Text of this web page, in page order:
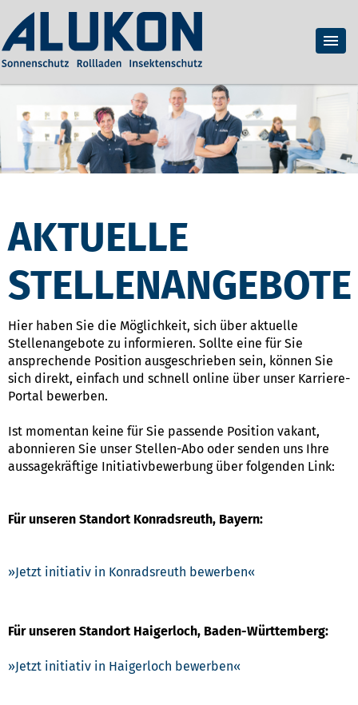
AKTUELLE
STELLENANGEBOTE
Hier haben Sie die Möglichkeit, sich über aktuelle
Stellenangebote zu informieren. Sollte eine für Sie
ansprechende Position ausgeschrieben sein, können Sie
sich direkt, einfach und schnell online über unser Karriere-
Portal bewerben.
Ist momentan keine für Sie passende Position vakant,
abonnieren Sie unser Stellen-Abo oder senden uns Ihre
aussagekräftige Initiativbewerbung über folgenden Link:
Für unseren Standort Konradsreuth, Bayern:
Jetzt initiativ in Konradsreuth bewerben
Für unseren Standort Haigerloch, Baden-Württemberg:
Jetzt initiativ in Haigerloch bewerben